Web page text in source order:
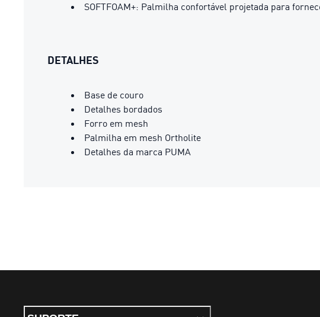
SOFTFOAM+: Palmilha confortável projetada para
DETALHES
Base de couro
Detalhes bordados
Forro em mesh
Palmilha em mesh Ortholite
Detalhes da marca PUMA